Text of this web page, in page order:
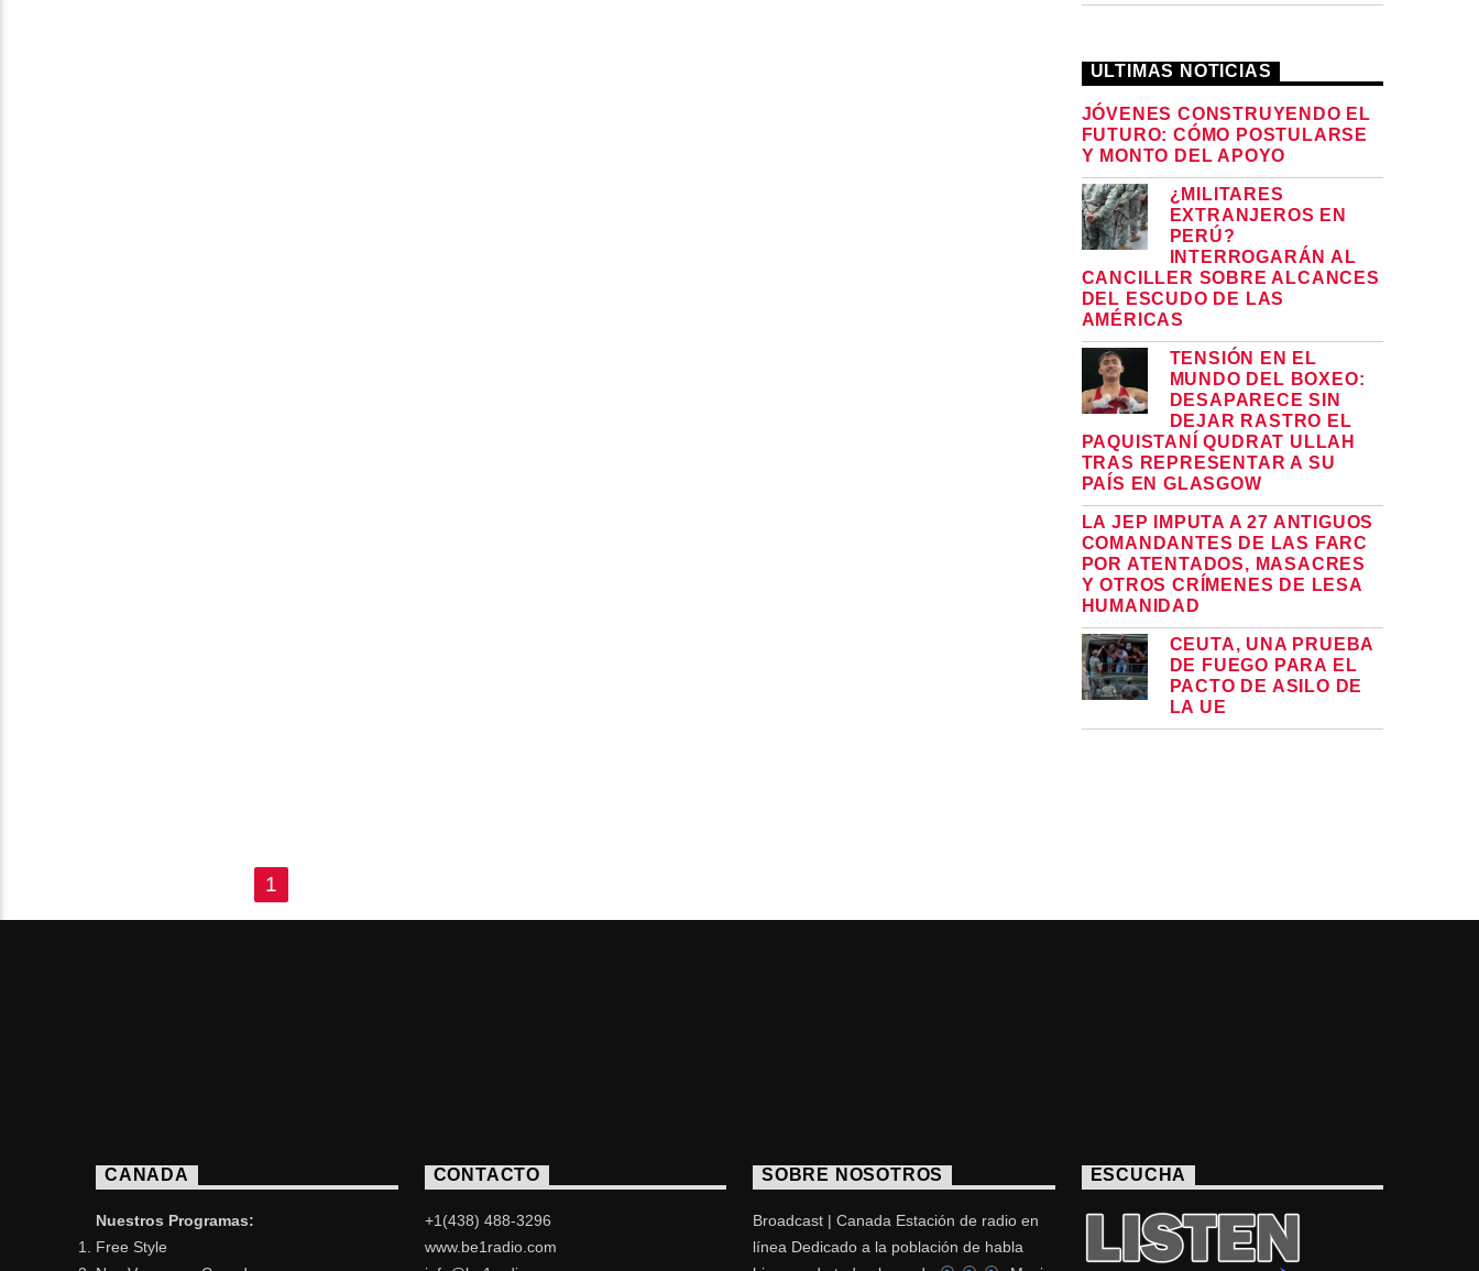
ULTIMAS NOTICIAS
JÓVENES CONSTRUYENDO EL
FUTURO: CÓMO POSTULARSE
Y MONTO DEL APOYO
¿MILITARES
EXTRANJEROS EN
PERÚ?
INTERROGARÁN AL
CANCILLER SOBRE ALCANCES
DEL ESCUDO DE LAS
AMÉRICAS
TENSIÓN EN EL
MUNDO DEL BOXEO:
DESAPARECE SIN
DEJAR RASTRO EL
PAQUISTANÍ QUDRAT ULLAH
TRAS REPRESENTAR A SU
PAÍS EN GLASGOW
LA JEP IMPUTA A 27 ANTIGUOS
COMANDANTES DE LAS FARC
POR ATENTADOS, MASACRES
Y OTROS CRÍMENES DE LESA
HUMANIDAD
CEUTA, UNA PRUEBA
DE FUEGO PARA EL
PACTO DE ASILO DE
LA UE
1
CANADA
Nuestros Programas:
Free Style
CONTACTO
+1(438) 488-3296
www.be1radio.com
SOBRE NOSOTROS
Broadcast | Canada Estación de radio en
línea Dedicado a la población de habla
ESCUCHA